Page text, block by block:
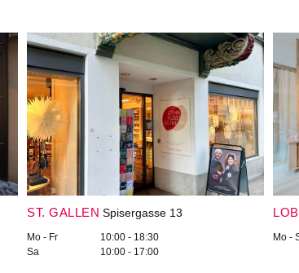
ST. GALLEN Spisergasse 13
Mo - Fr
10:00 - 18:30
Sa
10:00 - 17:00
Mo -